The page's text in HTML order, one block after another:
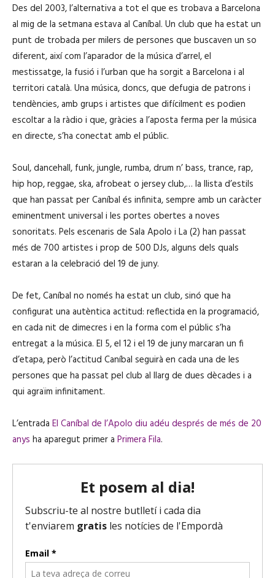
Des del 2003, l’alternativa a tot el que es trobava a Barcelona
al mig de la setmana estava al Caníbal. Un club que ha estat un
punt de trobada per milers de persones que buscaven un so
diferent, així com l’aparador de la música d’arrel, el
mestissatge, la fusió i l’urban que ha sorgit a Barcelona i al
territori català. Una música, doncs, que defugia de patrons i
tendències, amb grups i artistes que difícilment es podien
escoltar a la ràdio i que, gràcies a l’aposta ferma per la música
en directe, s’ha conectat amb el públic.
Soul, dancehall, funk, jungle, rumba, drum n’ bass, trance, rap,
hip hop, reggae, ska, afrobeat o jersey club,… la llista d’estils
que han passat per Caníbal és infinita, sempre amb un caràcter
eminentment universal i les portes obertes a noves
sonoritats. Pels escenaris de Sala Apolo i La (2) han passat
més de 700 artistes i prop de 500 DJs, alguns dels quals
estaran a la celebració del 19 de juny.
De fet, Caníbal no només ha estat un club, sinó que ha
configurat una autèntica actitud: reflectida en la programació,
en cada nit de dimecres i en la forma com el públic s’ha
entregat a la música. El 5, el 12 i el 19 de juny marcaran un fi
d’etapa, però l’actitud Caníbal seguirà en cada una de les
persones que ha passat pel club al llarg de dues dècades i a
qui agraïm infinitament.
L’entrada El Caníbal de l’Apolo diu adéu després de més de 20
anys ha aparegut primer a Primera Fila.